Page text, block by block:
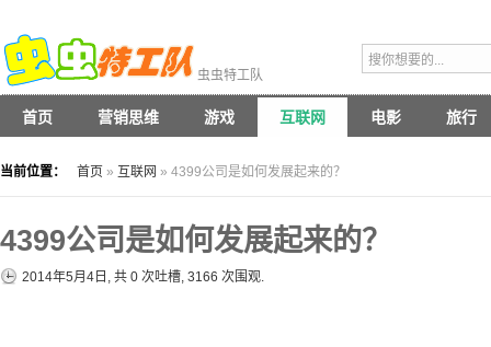
虫虫特工队
首页 营销思维 游戏 互联网 电影 旅行
当前位置： 首页 » 互联网 » 4399公司是如何发展起来的？
4399公司是如何发展起来的？
2014年5月4日, 共 0 次吐槽, 3166 次围观.